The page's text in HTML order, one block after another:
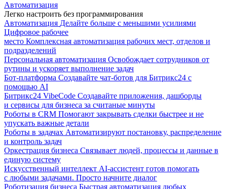
Автоматизация
Легко настроить без программирования
Автоматизация Делайте больше с меньшими усилиями
Цифровое рабочее
место Комплексная автоматизация рабочих мест, отделов и
подразделений
Персональная автоматизация Освобождает сотрудников от
рутины и ускоряет выполнение задач
Бот-платформа Создавайте чат-ботов для Битрикс24 с
помощью AI
Битрикс24 VibeCode Создавайте приложения, дашборды
и сервисы для бизнеса за считаные минуты
Роботы в CRM Помогают закрывать сделки быстрее и не
упускать важные детали
Роботы в задачах Автоматизируют постановку, распределение
и контроль задач
Оркестрация бизнеса Связывает людей, процессы и данные в
единую систему
Искусственный интеллект AI-ассистент готов помогать
с любыми задачами. Просто начните диалог
Роботизация бизнеса Быстрая автоматизация любых